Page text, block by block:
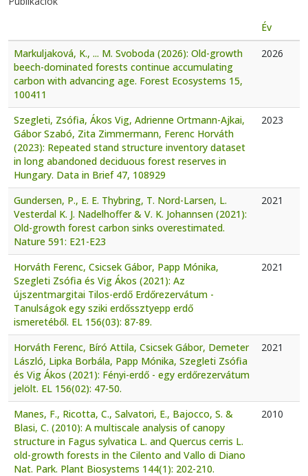
Év
Markuljaková, K., ... M. Svoboda (2026): Old-growth
beech-dominated forests continue accumulating
carbon with advancing age. Forest Ecosystems 15,
100411
2026
Szegleti, Zsófia, Ákos Vig, Adrienne Ortmann-Ajkai,
Gábor Szabó, Zita Zimmermann, Ferenc Horváth
(2023): Repeated stand structure inventory dataset
in long abandoned deciduous forest reserves in
Hungary. Data in Brief 47, 108929
2023
Gundersen, P., E. E. Thybring, T. Nord-Larsen, L.
Vesterdal K. J. Nadelhoffer & V. K. Johannsen (2021):
Old-growth forest carbon sinks overestimated.
Nature 591: E21-E23
2021
Horváth Ferenc, Csicsek Gábor, Papp Mónika,
Szegleti Zsófia és Vig Ákos (2021): Az
újszentmargitai Tilos-erdő Erdőrezervátum -
Tanulságok egy sziki erdőssztyepp erdő
ismeretéből. EL 156(03): 87-89.
2021
Horváth Ferenc, Bíró Attila, Csicsek Gábor, Demeter
László, Lipka Borbála, Papp Mónika, Szegleti Zsófia
és Vig Ákos (2021): Fényi-erdő - egy erdőrezervátum
jelölt. EL 156(02): 47-50.
2021
Manes, F., Ricotta, C., Salvatori, E., Bajocco, S. &
Blasi, C. (2010): A multiscale analysis of canopy
structure in Fagus sylvatica L. and Quercus cerris L.
old-growth forests in the Cilento and Vallo di Diano
Nat. Park. Plant Biosystems 144(1): 202-210.
2010